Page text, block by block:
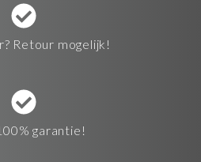
Retour mogelijk!
garantie!